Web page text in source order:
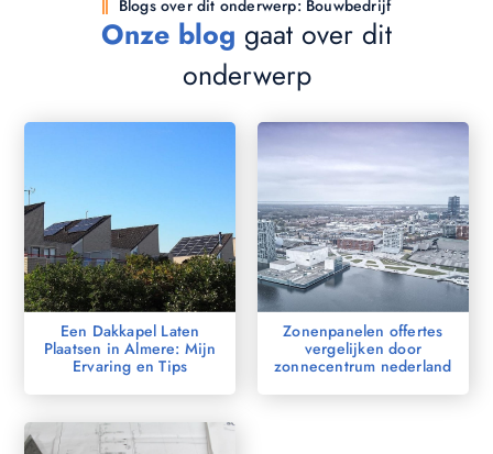
Blogs over dit onderwerp: Bouwbedrijf
Onze blog gaat over dit
onderwerp
Een Dakkapel Laten
Plaatsen in Almere: Mijn
Ervaring en Tips
Zonenpanelen offertes
vergelijken door
zonnecentrum nederland